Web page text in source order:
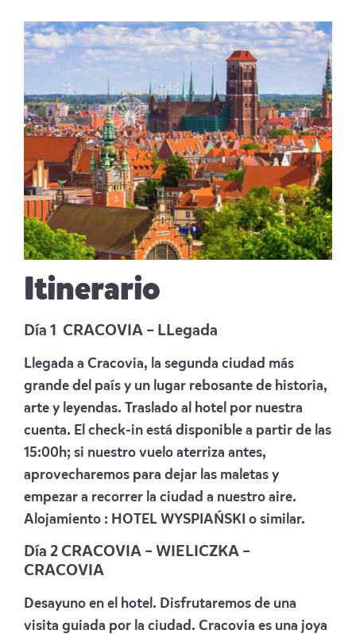
Itinerario
Día 1 CRACOVIA – LLegada
Llegada a Cracovia, la segunda ciudad más
grande del país y un lugar rebosante de historia,
arte y leyendas. Traslado al hotel por nuestra
cuenta. El check-in está disponible a partir de las
15:00h; si nuestro vuelo aterriza antes,
aprovecharemos para dejar las maletas y
empezar a recorrer la ciudad a nuestro aire.
Alojamiento : HOTEL WYSPIAŃSKI o similar.
Día 2 CRACOVIA – WIELICZKA –
CRACOVIA
Desayuno en el hotel. Disfrutaremos de una
visita guiada por la ciudad. Cracovia es una joya